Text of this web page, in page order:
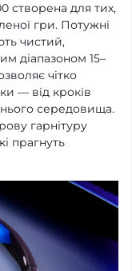
створена для тих,
гри. Потужні
чистий,
діапазоном 15–
чітко
— від кроків
середовища.
гарнітуру
прагнуть